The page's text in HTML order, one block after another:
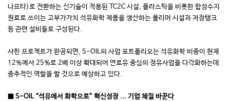
나프타)로 전환하는 신기술이 적용된 TC2C 시설, 플라스틱을 비롯한 합성수지
원료로 쓰이는 고부가가치 석유화학 제품을 생산하는 폴리머 시설과 저장탱크
등 관련 설비들로 구성된다.
샤힌 프로젝트가 완공되면, S-OIL의 사업 포트폴리오는 석유화학 비중이 현재
12%에서 25%로 2배 이상 확대되어 연료유 중심의 정유사업을 다각화하는데
중추적인 역할을 할 것으로 예상하고 있다.
■ S-OIL “석유에서 화학으로” 혁신성장 ... 기업 체질 바꾼다